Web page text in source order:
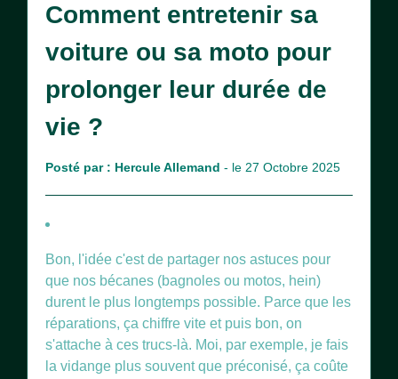
Comment entretenir sa
voiture ou sa moto pour
prolonger leur durée de
vie ?
Posté par : Hercule Allemand - le 27 Octobre 2025
Bon, l'idée c'est de partager nos astuces pour
que nos bécanes (bagnoles ou motos, hein)
durent le plus longtemps possible. Parce que les
réparations, ça chiffre vite et puis bon, on
s'attache à ces trucs-là. Moi, par exemple, je fais
la vidange plus souvent que préconisé, ça coûte